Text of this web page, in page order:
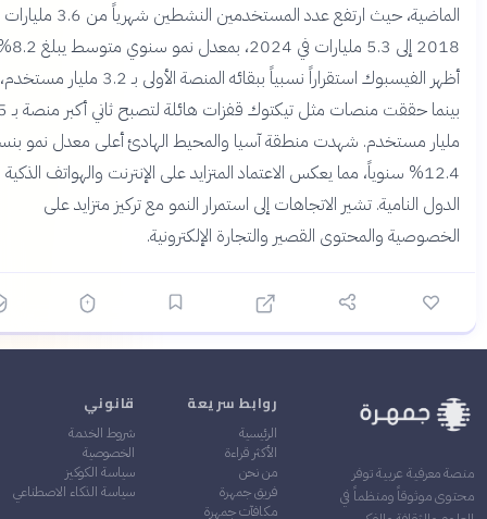
الماضية، حيث ارتفع عدد المستخدمين النشطين شهرياً من 3.6 مليارات في
2018 إلى 5.3 مليارات في 2024، بمعدل نمو سنوي متوسط يبلغ 8.2%.
أظهر الفيسبوك استقراراً نسبياً ببقائه المنصة الأولى بـ 3.2 مليار مستخدم،
بينما حققت منصات مثل تيكتوك قفزات هائلة لتصبح ثاني أكبر منصة بـ 1.5
مستخدم. شهدت منطقة آسيا والمحيط الهادئ أعلى معدل نمو بنسبة
12.4% سنوياً، مما يعكس الاعتماد المتزايد على الإنترنت والهواتف الذكية في
النامية. تشير الاتجاهات إلى استمرار النمو مع تركيز متزايد على
والمحتوى القصير والتجارة الإلكترونية.
عربية توفر
ومنظماً في
روابط سريعة
الأكثر قراءة
فريق جمهرة
مكافآت جمهرة
قانوني
شروط الخدمة
الخصوصية
سياسة الكوكيز
سياسة الذكاء الاصطناعي